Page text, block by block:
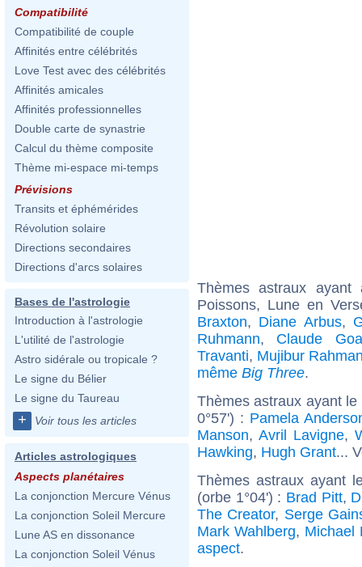
Compatibilité
Compatibilité de couple
Affinités entre célébrités
Love Test avec des célébrités
Affinités amicales
Affinités professionnelles
Double carte de synastrie
Calcul du thème composite
Thème mi-espace mi-temps
Prévisions
Transits et éphémérides
Révolution solaire
Directions secondaires
Directions d'arcs solaires
Bases de l'astrologie
Introduction à l'astrologie
L'utilité de l'astrologie
Astro sidérale ou tropicale ?
Le signe du Bélier
Le signe du Taureau
+ Voir tous les articles
Articles astrologiques
Aspects planétaires
La conjonction Mercure Vénus
La conjonction Soleil Mercure
Lune AS en dissonance
La conjonction Soleil Vénus
Thèmes astraux
Poissons, Lune en
Braxton, Diane Arbus,
Ruhmann, Claude
Travanti, Mujibur
même Big Three.
Thèmes astraux ayant
0°57') : Pamela
Manson, Avril Lavigne,
Hawking, Hugh Grant...
Thèmes astraux ayant
(orbe 1°04') : Brad Pitt,
The Creator, Serge
Mark Wahlberg, Michael
aspect.